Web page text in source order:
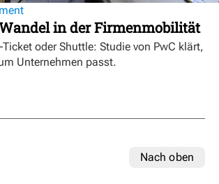
in der Firmenmobilität
oder Shuttle: Studie von PwC klärt,
Unternehmen passt.
Nach oben